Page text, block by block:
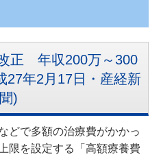
正 年収200万～300
27年2月17日・産経新
聞)
どで多額の治療費がかかっ
限を設定する「高額療養費